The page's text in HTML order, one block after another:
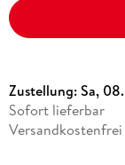
Zustellung:Sa,
Sofort lieferbar
Versandkostenfrei